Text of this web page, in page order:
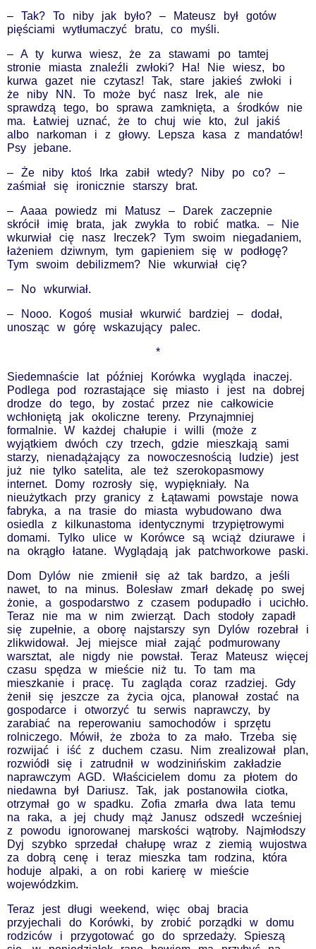
– Tak? To niby jak było? – Mateusz był gotów
pięściami wytłumaczyć bratu, co myśli.
– A ty kurwa wiesz, że za stawami po tamtej
stronie miasta znaleźli zwłoki? Ha! Nie wiesz, bo
kurwa gazet nie czytasz! Tak, stare jakieś zwłoki i
że niby NN. To może być nasz Irek, ale nie
sprawdzą tego, bo sprawa zamknięta, a środków nie
ma. Łatwiej uznać, że to chuj wie kto, żul jakiś
albo narkoman i z głowy. Lepsza kasa z mandatów!
Psy jebane.
– Że niby ktoś Irka zabił wtedy? Niby po co? –
zaśmiał się ironicznie starszy brat.
– Aaaa powiedz mi Matusz – Darek zaczepnie
skrócił imię brata, jak zwykła to robić matka. – Nie
wkurwiał cię nasz Ireczek? Tym swoim niegadaniem,
łażeniem dziwnym, tym gapieniem się w podłogę?
Tym swoim debilizmem? Nie wkurwiał cię?
– No wkurwiał.
– Nooo. Kogoś musiał wkurwić bardziej – dodał,
unosząc w górę wskazujący palec.
*
Siedemnaście lat później Korówka wygląda inaczej.
Podlega pod rozrastające się miasto i jest na dobrej
drodze do tego, by zostać przez nie całkowicie
wchłoniętą jak okoliczne tereny. Przynajmniej
formalnie. W każdej chałupie i willi (może z
wyjątkiem dwóch czy trzech, gdzie mieszkają sami
starzy, nienadążający za nowoczesnością ludzie) jest
już nie tylko satelita, ale też szerokopasmowy
internet. Domy rozrosły się, wypiękniały. Na
nieużytkach przy granicy z Łątawami powstaje nowa
fabryka, a na trasie do miasta wybudowano dwa
osiedla z kilkunastoma identycznymi trzypiętrowymi
domami. Tylko ulice w Korówce są wciąż dziurawe i
na okrągło łatane. Wyglądają jak patchworkowe paski.
Dom Dylów nie zmienił się aż tak bardzo, a jeśli
nawet, to na minus. Bolesław zmarł dekadę po swej
żonie, a gospodarstwo z czasem podupadło i ucichło.
Teraz nie ma w nim zwierząt. Dach stodoły zapadł
się zupełnie, a oborę najstarszy syn Dylów rozebrał i
zlikwidował. Jej miejsce miał zająć podmurowany
warsztat, ale nigdy nie powstał. Teraz Mateusz więcej
czasu spędza w mieście niż tu. To tam ma
mieszkanie i pracę. Tu zagląda coraz rzadziej. Gdy
żenił się jeszcze za życia ojca, planował zostać na
gospodarce i otworzyć tu serwis naprawczy, by
zarabiać na reperowaniu samochodów i sprzętu
rolniczego. Mówił, że zboża to za mało. Trzeba się
rozwijać i iść z duchem czasu. Nim zrealizował plan,
rozwiódł się i zatrudnił w wodzinińskim zakładzie
naprawczym AGD. Właścicielem domu za płotem do
niedawna był Dariusz. Tak, jak postanowiła ciotka,
otrzymał go w spadku. Zofia zmarła dwa lata temu
na raka, a jej chudy mąż Janusz odszedł wcześniej
z powodu ignorowanej marskości wątroby. Najmłodszy
Dyj szybko sprzedał chałupę wraz z ziemią wujostwa
za dobrą cenę i teraz mieszka tam rodzina, która
hoduje alpaki, a on robi karierę w mieście
wojewódzkim.
Teraz jest długi weekend, więc obaj bracia
przyjechali do Korówki, by zrobić porządki w domu
rodziców i przygotować go do sprzedaży. Spieszą